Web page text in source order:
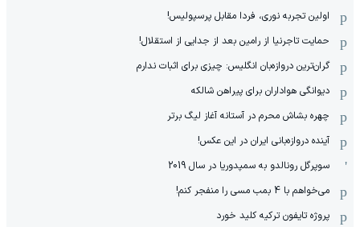
اولین تجربه نوری، فردا مقابل پرسپولیس!
حمایت تاجرنیا از رامین بعد از جدایی از استقلال!
گران‌ترین دروازه‌بان انگلیس: چیزی برای اثبات ندارم
دیوانگی هواداران برای پیراهن شالکه
چهره بشاش محرم در آستانه آغاز لیگ برتر
آینده دروازه‌بانی ایران در این عکس!
سوپرگل رونالدو به سمپدوریا در سال 2019
می‌خواهم با 4 بمب مسی را منفجر کنم!
پروژه تایفون ترکیه کلید خورد